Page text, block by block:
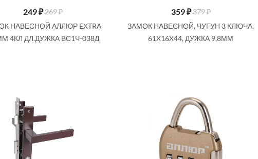
249₽269 ₽
НАВЕСНОЙ АЛЛЮР EXTRA
4КЛ ДЛ.ДУЖКА ВС1Ч-038Д
359₽379 ₽
ЗАМОК НАВЕСНОЙ, ЧУГУН 3 КЛЮЧА,
61X16X44, ДУЖКА 9,8ММ